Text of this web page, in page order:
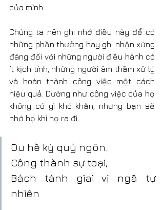
của mình.
Chúng ta nên ghi nhớ điều này để có
những phần thưởng hay ghi nhận xứng
đáng đối với những người điều hành có
ít kịch tính, những người âm thầm xử lý
và hoàn thành công việc một cách
hiệu quả. Dường như công việc của họ
không có gì khó khăn, nhưng bạn sẽ
nhớ họ khi họ ra đi.
Du hề kỳ quý ngôn.
Công thành sự toại,
Bách tánh giai vị ngã tự
nhiên